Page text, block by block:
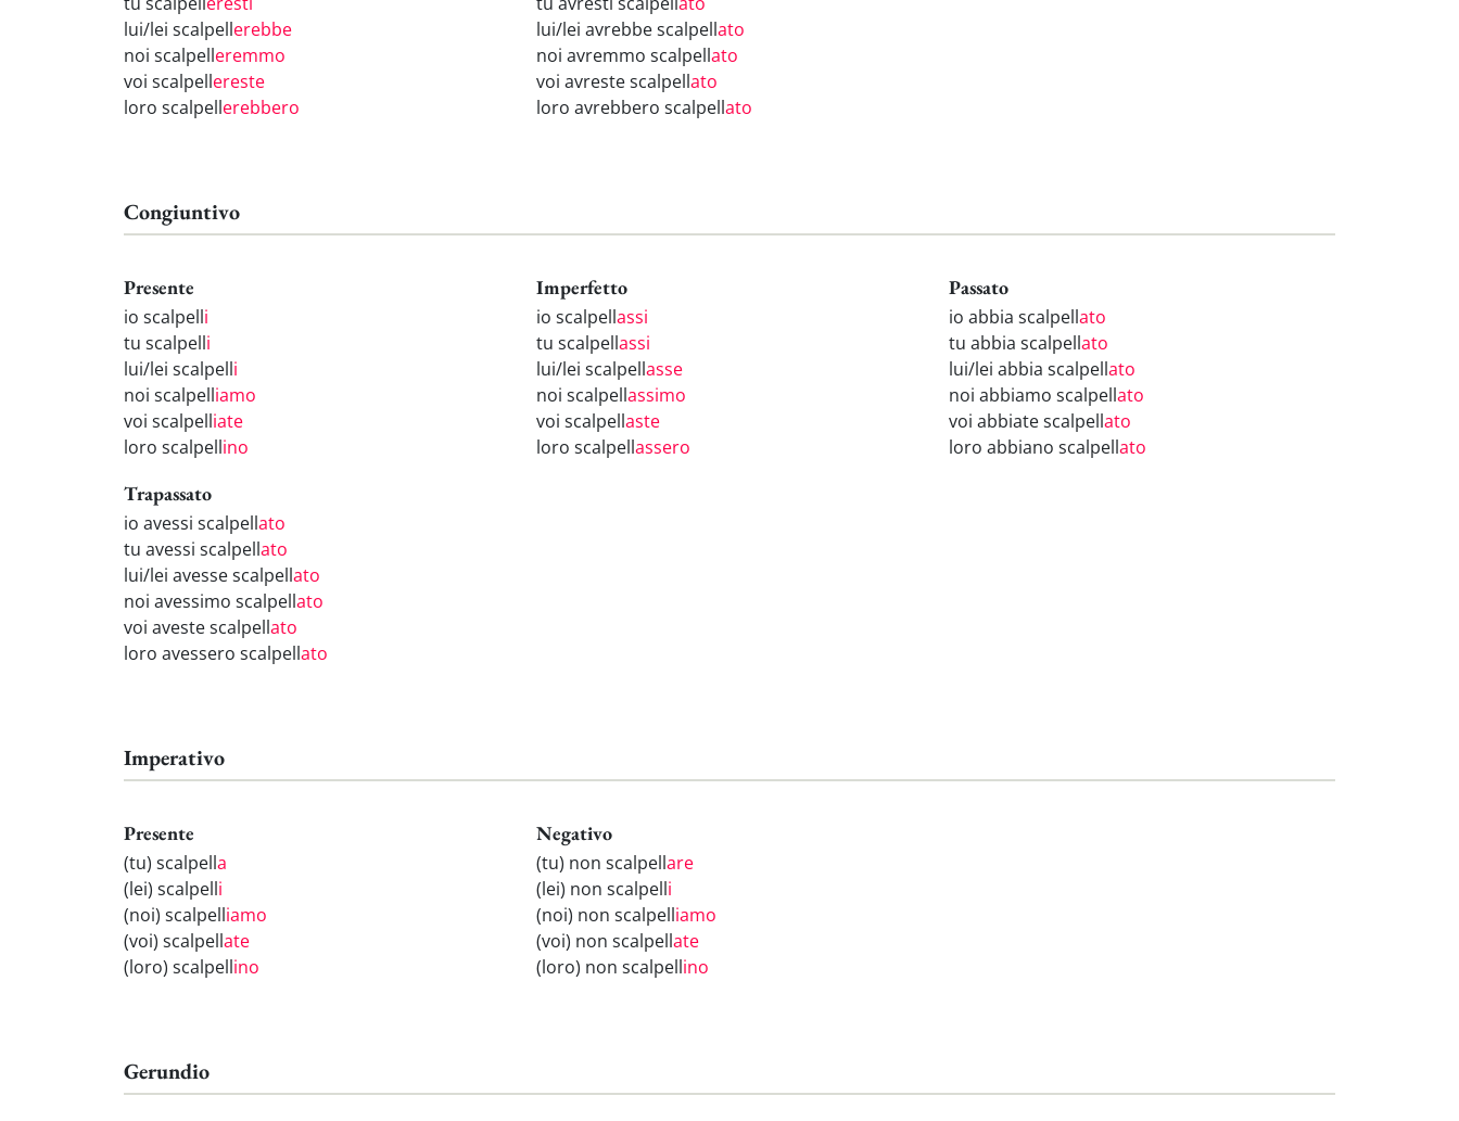
lui/lei scalpellerebbe
noi scalpelleremmo
voi scalpellereste
loro scalpellerebbero
lui/lei avrebbe scalpellato
noi avremmo scalpellato
voi avreste scalpellato
loro avrebbero scalpellato
Congiuntivo
Presente
io scalpelli
tu scalpelli
lui/lei scalpelli
noi scalpelliamo
voi scalpelliate
loro scalpellino
Imperfetto
io scalpellassi
tu scalpellassi
lui/lei scalpellasse
noi scalpellassimo
voi scalpellaste
loro scalpellassero
Passato
io abbia scalpellato
tu abbia scalpellato
lui/lei abbia scalpellato
noi abbiamo scalpellato
voi abbiate scalpellato
loro abbiano scalpellato
Trapassato
io avessi scalpellato
tu avessi scalpellato
lui/lei avesse scalpellato
noi avessimo scalpellato
voi aveste scalpellato
loro avessero scalpellato
Imperativo
Presente
(tu) scalpella
(lei) scalpelli
(noi) scalpelliamo
(voi) scalpellate
(loro) scalpellino
Negativo
(tu) non scalpellare
(lei) non scalpelli
(noi) non scalpelliamo
(voi) non scalpellate
(loro) non scalpellino
Gerundio